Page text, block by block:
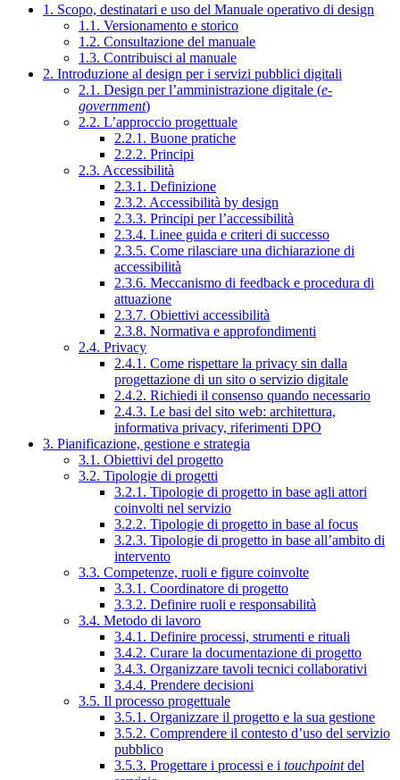
1. Scopo, destinatari e uso del Manuale operativo di design
1.1. Versionamento e storico
1.2. Consultazione del manuale
1.3. Contribuisci al manuale
2. Introduzione al design per i servizi pubblici digitali
2.1. Design per l’amministrazione digitale (e-
government)
2.2. L’approccio progettuale
2.2.1. Buone pratiche
2.2.2. Principi
2.3. Accessibilità
2.3.1. Definizione
2.3.2. Accessibilità by design
2.3.3. Principi per l’accessibilità
2.3.4. Linee guida e criteri di successo
2.3.5. Come rilasciare una dichiarazione di
accessibilità
2.3.6. Meccanismo di feedback e procedura di
attuazione
2.3.7. Obiettivi accessibilità
2.3.8. Normativa e approfondimenti
2.4. Privacy
2.4.1. Come rispettare la privacy sin dalla
progettazione di un sito o servizio digitale
2.4.2. Richiedi il consenso quando necessario
2.4.3. Le basi del sito web: architettura,
informativa privacy, riferimenti DPO
3. Pianificazione, gestione e strategia
3.1. Obiettivi del progetto
3.2. Tipologie di progetti
3.2.1. Tipologie di progetto in base agli attori
coinvolti nel servizio
3.2.2. Tipologie di progetto in base al focus
3.2.3. Tipologie di progetto in base all’ambito di
intervento
3.3. Competenze, ruoli e figure coinvolte
3.3.1. Coordinatore di progetto
3.3.2. Definire ruoli e responsabilità
3.4. Metodo di lavoro
3.4.1. Definire processi, strumenti e rituali
3.4.2. Curare la documentazione di progetto
3.4.3. Organizzare tavoli tecnici collaborativi
3.4.4. Prendere decisioni
3.5. Il processo progettuale
3.5.1. Organizzare il progetto e la sua gestione
3.5.2. Comprendere il contesto d’uso del servizio
pubblico
3.5.3. Progettare i processi e i touchpointdel